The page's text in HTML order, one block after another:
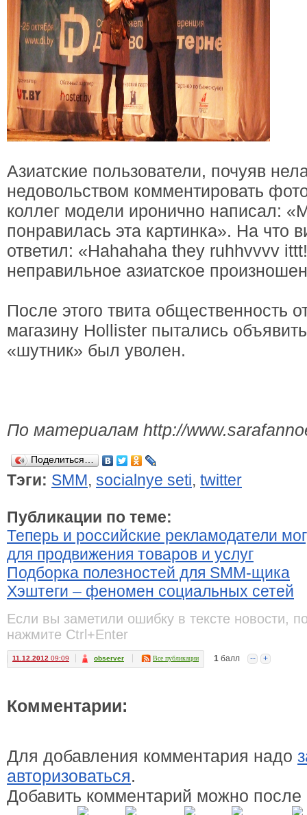
Азиатские пользователи, почуяв
недовольством комментировать
коллег модели иронично написал:
понравилась эта картинка». На что
ответил: «Hahahaha they ruhhvvvv
неправильное азиатское
После этого твита общественность
магазину Hollister пытались объявить
«шутник» был уволен.
По материалам http://
Поделиться…
Тэги: SMM, socialnye seti, twitter
Публикации по теме:
Теперь и российские рекламодатели
для продвижения товаров и услуг
Подборка полезностей для SMM-щика
Хэштеги – феномен социальных сетей
Если вы заметили ошибку в тексте новости,
нажмите Ctrl+Enter
11.12.2012 09:09 observer Все публикации 1 балл -- +
Комментарии:
Для добавления комментария надо
авторизоваться.
Добавить комментарий можно после